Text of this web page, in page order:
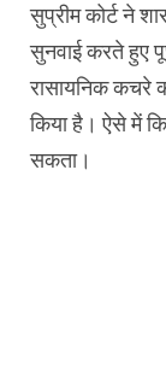
सुप्रीम कोर्ट ने
सुनवाई करते हुए
रासायनिक कचरे
किया है। ऐसे में
सकता।